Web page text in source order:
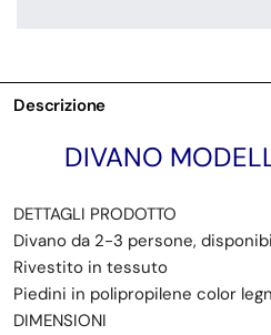
Descrizione
DIVANO
DETTAGLI PRODOTTO
Divano da 2-3 persone,
Rivestito in tessuto
Piedini in polipropilene color
DIMENSIONI